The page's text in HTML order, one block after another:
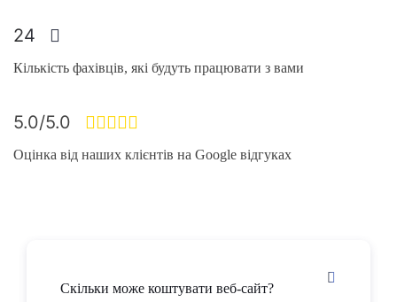
24
Кількість фахівців, які будуть працювати з вами
5.0/5.0
Оцінка від наших клієнтів на Google відгуках
Скільки може коштувати веб-сайт?